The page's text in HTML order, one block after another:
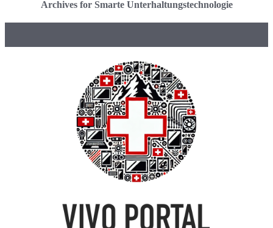
Archives for Smarte Unterhaltungstechnologie